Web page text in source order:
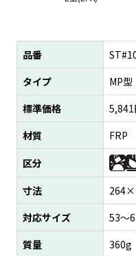
品番
タイプ
MP型
標準価格
5,841
材質
FRP
区分
寸法
対応サイズ
53～
質量
360g